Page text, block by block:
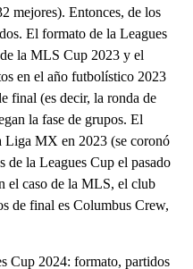
mejores). Entonces, de los
El formato de la Leagues
la MLS Cup 2023 y el
en el año futbolístico 2023
final (es decir, la ronda de
la fase de grupos. El
Liga MX en 2023 (se coronó
de la Leagues Cup el pasado
el caso de la MLS, el club
de final es Columbus Crew,
Cup 2024: formato, partidos